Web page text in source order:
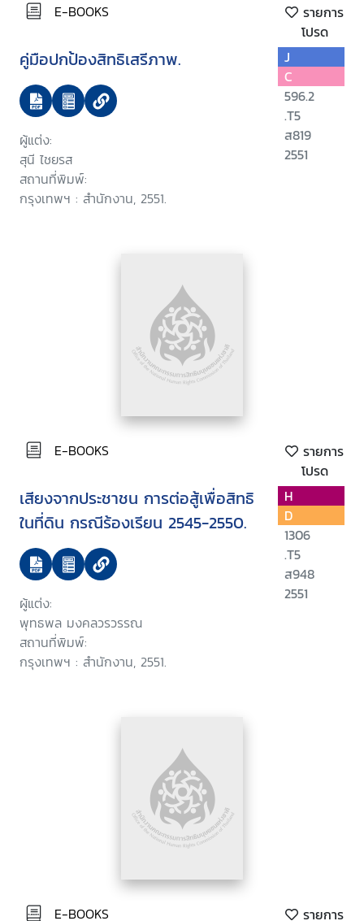
E-BOOKS
รายการ
โปรด
คู่มือปกป้องสิทธิเสรีภาพ.
ผู้แต่ง:
สุนี ไชยรส
สถานที่พิมพ์:
กรุงเทพฯ : สำนักงาน, 2551.
J
C
596.2
.T5
ส819
2551
E-BOOKS
รายการ
โปรด
เสียงจากประชาชน การต่อสู้เพื่อสิทธิ
ในที่ดิน กรณีร้องเรียน 2545-2550.
ผู้แต่ง:
พุทธพล มงคลวรวรรณ
สถานที่พิมพ์:
กรุงเทพฯ : สำนักงาน, 2551.
H
D
1306
.T5
ส948
2551
E-BOOKS รายการ